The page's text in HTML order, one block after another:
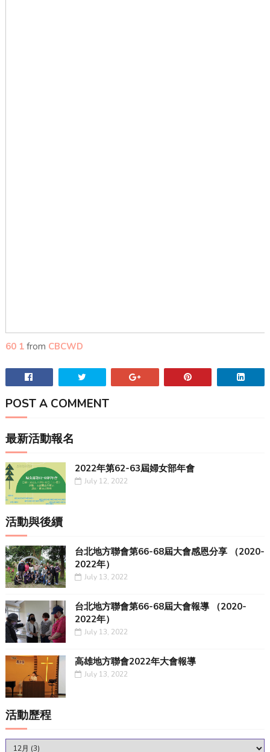
60 1 from CBCWD
POST A COMMENT
最新活動報名
2022年第62-63屆婦女部年會
July 12, 2022
活動與後續
台北地方聯會第66-68屆大會感恩分享 （2020-
2022年）
July 13, 2022
台北地方聯會第66-68屆大會報導 （2020-
2022年）
July 13, 2022
高雄地方聯會2022年大會報導
July 13, 2022
活動歷程